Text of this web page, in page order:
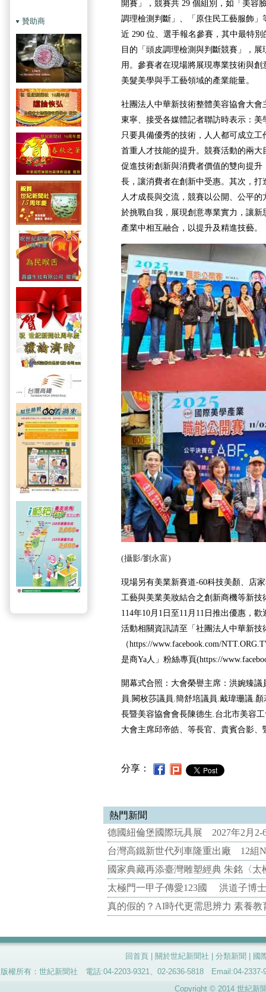
贊助商
開賽」，競賽共 29 個組別，如「美容
調理檢測判斷」、「原住民工藝服飾」
近 290 位、選手報名參賽，其中最特
目的「頭皮調理檢測與判斷競賽」，
用。參賽者在現場將展現專業技術與
美髮美學與手工藝領域的產業能量。
社團法人中華新技術整體美容協會大
東寧、接受各媒體記者聯訪時表示：
只要具備優秀的技術，人人都可成立
首重人才技能的提升。競賽活動的兩
促進技術創新與消費者價值的雙向提
長，讓消費者在創新中受惠。其次，
人才成長與交流，競賽以公開、公平
於挑戰自我，展現創意專業實力，讓
產業中相互融合，以提升及精進技藝。
(攝影/劉永富)
現場另有美業新賽道-60科技美顏、店
工藝與美業美妝結合之創新商機等新
114年10月1日至11月11日推出優惠，
活動相關資訊請至「社團法人中華新
（https://www.facebook.com/
是商Ya人」粉絲專頁(https://
開幕式合照：大會榮譽主席：洪婉臻
員.闕枚莎議員.簡舒培議員.戴瑋珊議.
長暨美容協會會長陳德生.台北市美容
大會主席邱帝皓、等長官、貴賓合影
分享：
熱門新聞
德國紐倫堡國際玩具展 2027年2月2-
台灣高鐵新世代列車隆重出廠 12組
國家典藏再添臺灣雕塑經典 朱銘〈
太極門一甲子傳愛123國 洪道子博
真的假的？AI時代更需思辨力 素養
回首頁 關於世紀新聞社 分類新聞
國
版權所有：世紀新聞社 電話:04-2203-9321、02-2636-5818 Email:04-
Copyright © 2014 世紀新